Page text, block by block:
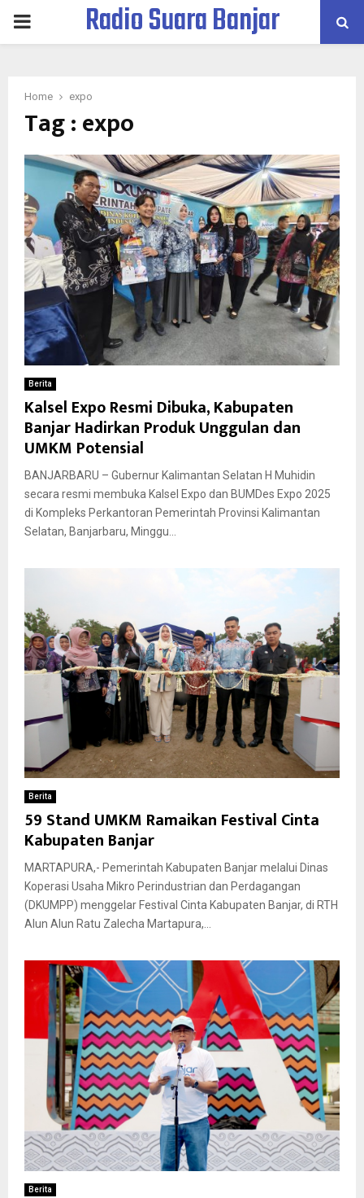
PRIMARYRadio Suara Banjar
Home expo
Tag : expo
Berita
Kalsel Expo Resmi Dibuka, Kabupaten
Banjar Hadirkan Produk Unggulan dan
UMKM Potensial
BANJARBARU – Gubernur Kalimantan Selatan H Muhidin
secara resmi membuka Kalsel Expo dan BUMDes Expo 2025
di Kompleks Perkantoran Pemerintah Provinsi Kalimantan
Selatan, Banjarbaru, Minggu...
Berita
59 Stand UMKM Ramaikan Festival Cinta
Kabupaten Banjar
MARTAPURA,- Pemerintah Kabupaten Banjar melalui Dinas
Koperasi Usaha Mikro Perindustrian dan Perdagangan
(DKUMPP) menggelar Festival Cinta Kabupaten Banjar, di RTH
Alun Alun Ratu Zalecha Martapura,...
Berita